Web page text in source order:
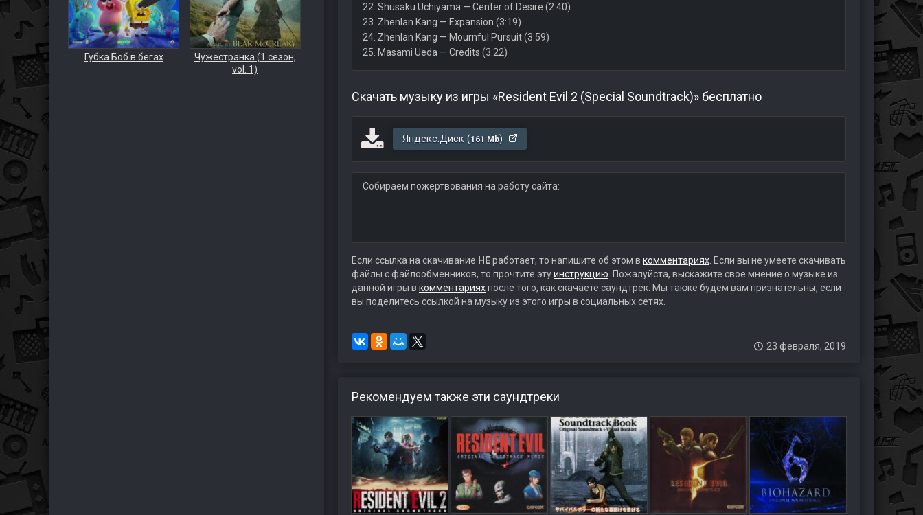
Губка Боб в бегах
Чужестранка (1 сезон,
vol. 1)
22. Shusaku Uchiyama — Center of Desire (2:40)
23. Zhenlan Kang — Expansion (3:19)
24. Zhenlan Kang — Mournful Pursuit (3:59)
25. Masami Ueda — Credits (3:22)
Скачать музыку из игры «Resident Evil 2 (Special Soundtrack)» бесплатно
Яндекс.Диск (161 Mb)
Собираем пожертвования на работу сайта:
Если ссылка на скачивание НЕработает, то напишите об этом в комментариях. Если вы не умеете скачивать
файлы с файлообменников, то прочтите этуинструкцию . Пожалуйста, выскажите свое мнение о музыке из
данной игры в комментарияхпосле того, как скачаете саундтрек. Мы также будем вам признательны, если
вы поделитесь ссылкой на музыку из этого игры в социальных сетях.
23 февраля, 2019
Рекомендуем также эти саундтреки